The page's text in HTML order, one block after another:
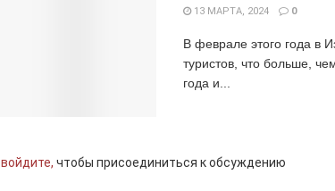
13 МАРТА, 2024
0
В феврале этого года в
туристов, что больше,
года и...
войдите, чтобы присоединиться к обсуждению